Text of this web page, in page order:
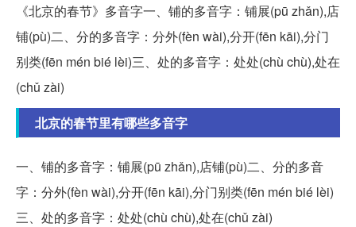
《北京的春节》多音字一、铺的多音字：铺展(pū zhǎn),店
铺(pù)二、分的多音字：分外(fèn wài),分开(fēn kāi),分门
别类(fēn mén bié lèi)三、处的多音字：处处(chù chù),处在
(chǔ zài)
北京的春节里有哪些多音字
一、铺的多音字：铺展(pū zhǎn),店铺(pù)二、分的多音
字：分外(fèn wài),分开(fēn kāi),分门别类(fēn mén bié lèi)
三、处的多音字：处处(chù chù),处在(chǔ zài)